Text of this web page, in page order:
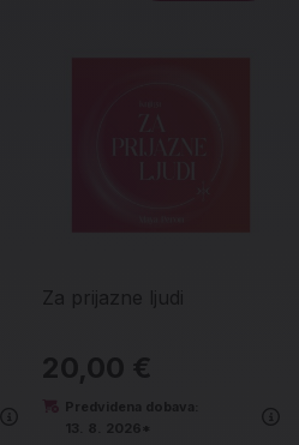
Za prijazne ljudi
20,00 €
Predvidena dobava:
13. 8. 2026*